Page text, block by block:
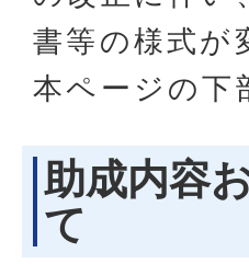
書等の様式が
本ページの下
助成内容
て